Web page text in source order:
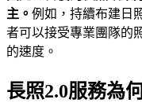
主。 例如，持續布建日
者可以接受專業團隊的
的速度。
長照2.0服務為